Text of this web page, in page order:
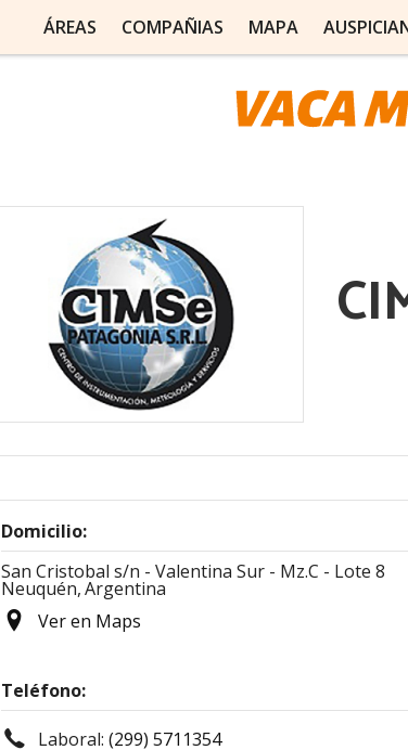
ÁREAS COMPAÑIAS MAPA
Domicilio:
San Cristobal s/n - Valentina Sur - Mz.C - Lote 8
Neuquén,Argentina
Ver en Maps
Teléfono:
Laboral: (299) 5711354